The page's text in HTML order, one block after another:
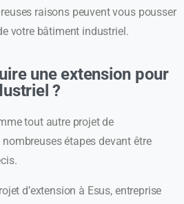
raisons peuvent vous pousser
votre bâtiment industriel.
une extension pour
?
tout autre projet de
étapes devant être
d’extension à Esus, entreprise